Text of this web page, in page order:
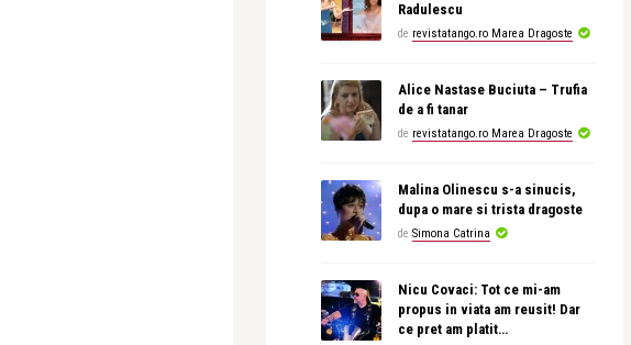
Radulescu
de revistatango.ro Marea Dragoste
Alice Nastase Buciuta – Trufia
de a fi tanar
de revistatango.ro Marea Dragoste
Malina Olinescu s-a sinucis,
dupa o mare si trista dragoste
de Simona Catrina
Nicu Covaci: Tot ce mi-am
propus in viata am reusit! Dar
ce pret am platit…